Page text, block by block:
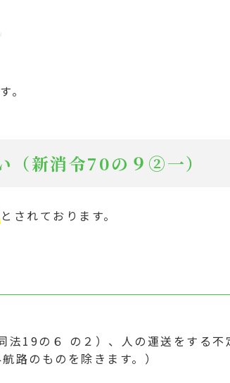
。
（新消令70の９②一）
とされております。
19の６ の２）、人の運送をする不
路のものを除きます。）